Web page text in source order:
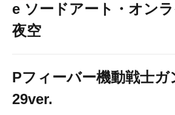
e ソードアート・オン
夜空
Pフィーバー機動戦士
29ver.